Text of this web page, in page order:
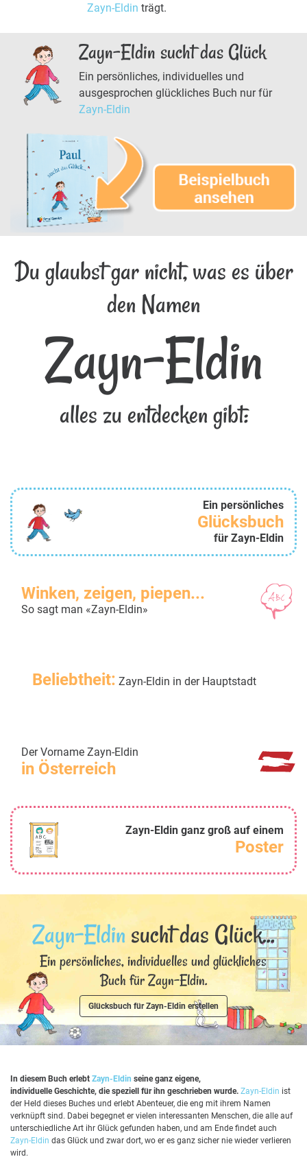
Zayn-Eldin trägt.
Zayn-Eldin sucht das Glück
Ein persönliches, individuelles und
ausgesprochen glückliches Buch nur für
Zayn-Eldin
Du glaubst gar nicht, was es über
den Namen
Zayn-Eldin
alles zu entdecken gibt:
Ein persönliches
Glücksbuch
für Zayn-Eldin
Winken, zeigen, piepen...
So sagt man «Zayn-Eldin»
Beliebtheit: Zayn-Eldin in der Hauptstadt
Der Vorname Zayn-Eldin
in Österreich
Zayn-Eldin ganz groß auf einem
Poster
Zayn-Eldin sucht das Glück...
Ein persönliches, individuelles und glückliches
Buch für Zayn-Eldin.
Glücksbuch für Zayn-Eldin erstellen
In diesem Buch erlebt Zayn-Eldin seine ganz eigene,
individuelle Geschichte, die speziell für ihn geschrieben wurde. Zayn-Eldin ist
der Held dieses Buches und erlebt Abenteuer, die eng mit ihrem Namen
verknüpft sind. Dabei begegnet er vielen interessanten Menschen, die alle auf
unterschiedliche Art ihr Glück gefunden haben, und am Ende findet auch
Zayn-Eldin das Glück und zwar dort, wo er es ganz sicher nie wieder verlieren
wird.